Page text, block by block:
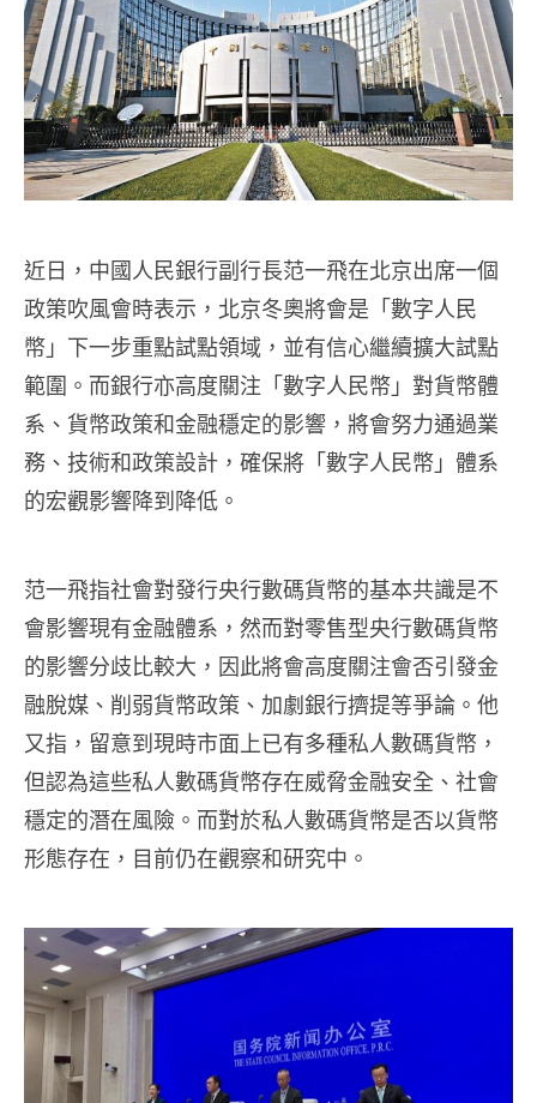
近日，中國人民銀行副行長范一飛在北京出席一個
政策吹風會時表示，北京冬奧將會是「數字人民
幣」下一步重點試點領域，並有信心繼續擴大試點
範圍。而銀行亦高度關注「數字人民幣」對貨幣體
系、貨幣政策和金融穩定的影響，將會努力通過業
務、技術和政策設計，確保將「數字人民幣」體系
的宏觀影響降到降低。
范一飛指社會對發行央行數碼貨幣的基本共識是不
會影響現有金融體系，然而對零售型央行數碼貨幣
的影響分歧比較大，因此將會高度關注會否引發金
融脫媒、削弱貨幣政策、加劇銀行擠提等爭論。他
又指，留意到現時市面上已有多種私人數碼貨幣，
但認為這些私人數碼貨幣存在威脅金融安全、社會
穩定的潛在風險。而對於私人數碼貨幣是否以貨幣
形態存在，目前仍在觀察和研究中。